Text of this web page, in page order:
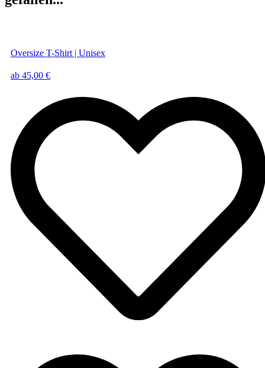
Oversize T-Shirt | Unisex
ab 45,00 €